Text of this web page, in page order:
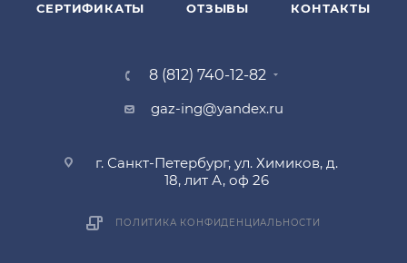
СЕРТИФИКАТЫ ОТЗЫВЫ КОНТАКТЫ
8 (812) 740-12-82
gaz-ing@yandex.ru
г. Санкт-Петербург, ул. Химиков, д.
18, лит А, оф 26
ПОЛИТИКА КОНФИДЕНЦИАЛЬНОСТИ